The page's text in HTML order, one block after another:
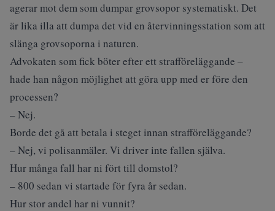
agerar mot dem som dumpar grovsopor systematiskt. Det
är lika illa att dumpa det vid en återvinningsstation som att
slänga grovsoporna i naturen.
Advokaten som fick böter efter ett strafföreläggande –
hade han någon möjlighet att göra upp med er före den
processen?
– Nej.
Borde det gå att betala i steget innan strafföreläggande?
– Nej, vi polisanmäler. Vi driver inte fallen själva.
Hur många fall har ni fört till domstol?
– 800 sedan vi startade för fyra år sedan.
Hur stor andel har ni vunnit?